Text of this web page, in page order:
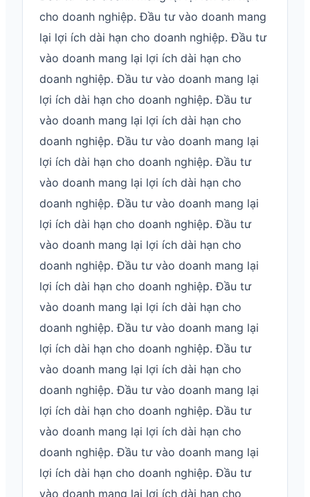
cho doanh nghiệp. Đầu tư vào doanh mang
lại lợi ích dài hạn cho doanh nghiệp. Đầu tư
vào doanh mang lại lợi ích dài hạn cho
doanh nghiệp. Đầu tư vào doanh mang lại
lợi ích dài hạn cho doanh nghiệp. Đầu tư
vào doanh mang lại lợi ích dài hạn cho
doanh nghiệp. Đầu tư vào doanh mang lại
lợi ích dài hạn cho doanh nghiệp. Đầu tư
vào doanh mang lại lợi ích dài hạn cho
doanh nghiệp. Đầu tư vào doanh mang lại
lợi ích dài hạn cho doanh nghiệp. Đầu tư
vào doanh mang lại lợi ích dài hạn cho
doanh nghiệp. Đầu tư vào doanh mang lại
lợi ích dài hạn cho doanh nghiệp. Đầu tư
vào doanh mang lại lợi ích dài hạn cho
doanh nghiệp. Đầu tư vào doanh mang lại
lợi ích dài hạn cho doanh nghiệp. Đầu tư
vào doanh mang lại lợi ích dài hạn cho
doanh nghiệp. Đầu tư vào doanh mang lại
lợi ích dài hạn cho doanh nghiệp. Đầu tư
vào doanh mang lại lợi ích dài hạn cho
doanh nghiệp. Đầu tư vào doanh mang lại
lợi ích dài hạn cho doanh nghiệp. Đầu tư
vào doanh mang lại lợi ích dài hạn cho